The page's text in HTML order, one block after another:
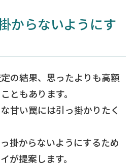
からないようにす
の結果、思ったよりも高額
ともあります。
甘い罠には引っ掛かりたく
掛からないようにするため
が提案します。